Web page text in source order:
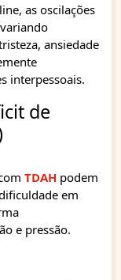
as oscilações
ansiedade
interpessoais.
de
TDAH podem
em
e pressão.